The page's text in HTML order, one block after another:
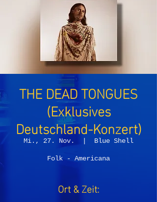
THE DEAD TONGUES
(Exklusives
Deutschland-Konzert)
Mi., 27. Nov. Blue Shell
Folk - Americana
Ort & Zeit: